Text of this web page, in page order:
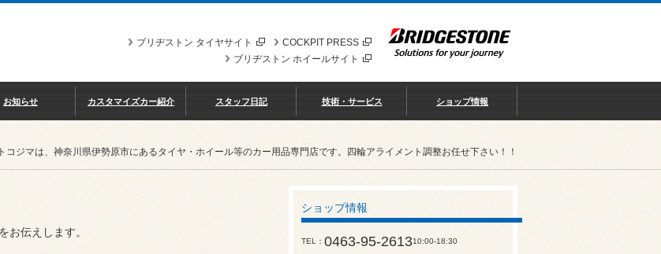
COCKPIT PRESS
ブリヂストン タイヤサイト
ブリヂストン ホイールサイト
お知らせ カスタマイズカー紹介 スタッフ日記 技術・サービス ショップ情報
コジマは、神奈川県伊勢原市にあるタイヤ・ホイール等のカー用品専門店です。四輪アライメント調整お任せ下さい！！
お伝えします。
ショップ情報
TEL 0463-95-261310:00-18:30